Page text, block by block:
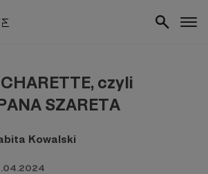
czyli
SZARETA
Kowalski